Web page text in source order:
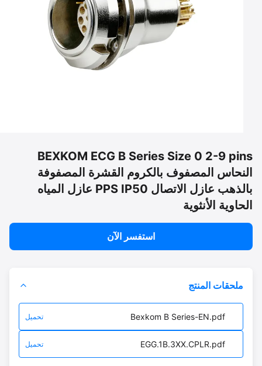
BEXKOM ECG B Series Size 0 2-9
المصفوف بالكروم القشرة المصفوفة
بالذهب عازل الاتصال PPS IP50 عازل المياه
الأنثوية
استفسر الآن
ملحقات المنتج
Bexkom B Series-EN.pdf
EGG.1B.3XX.CPLR.pdf